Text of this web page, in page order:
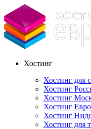
Хостинг
Хостинг для
Хостинг
Хостинг
Хостинг
Хостинг
Хостинг для